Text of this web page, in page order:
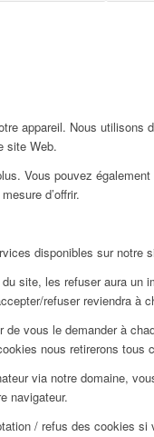
appareil. Nous
site Web.
Vous pouvez
d’offrir.
disponibles sur notre
site, les refuser aura
refuser reviendra à
vous le demander à
nous retirerons tous
via notre domaine,
navigateur.
/ refus des cookies